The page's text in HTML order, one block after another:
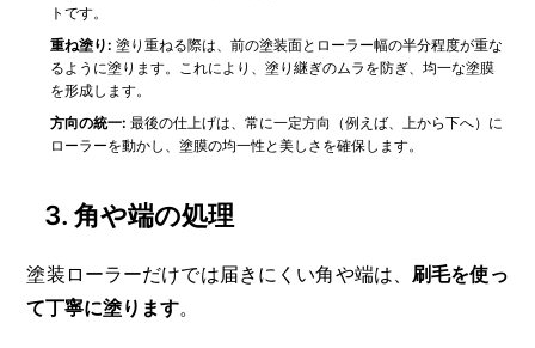
トです。
重ね塗り: 塗り重ねる際は、前の塗装面とローラー幅の半分程度が重な
るように塗ります。これにより、塗り継ぎのムラを防ぎ、均一な塗膜
を形成します。
方向の統一: 最後の仕上げは、常に一定方向（例えば、上から下へ）に
ローラーを動かし、塗膜の均一性と美しさを確保します。
3. 角や端の処理
塗装ローラーだけでは届きにくい角や端は、 刷毛を使っ
て丁寧に塗ります。